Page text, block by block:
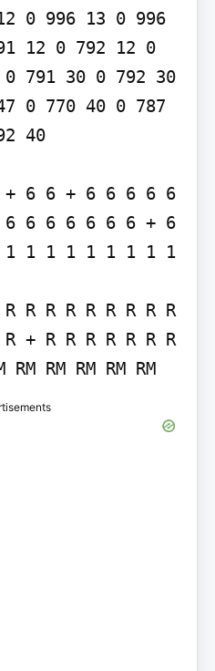
0 996 13 0 996
12 0 792 12 0
791 30 0 792 30
0 770 40 0 787
40
6 6 + 6 6 6 6 6
6 6 6 6 6 6 + 6
1 1 1 1 1 1 1 1
R R R R R R R R
+ R R R R R R R
RM RM RM RM RM